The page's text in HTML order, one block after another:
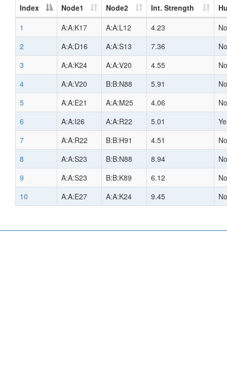
Index Node1 Node2 Int. Strength
1
A:A:K17 A:A:L12 4.23
No
2
A:A:D16 A:A:S13 7.36
No
3
A:A:K24 A:A:V20 4.55
No
4
A:A:V20 B:B:N88 5.91
No
5
A:A:E21 A:A:M25 4.06
No
6
A:A:I26 A:A:R22 5.01
7
A:A:R22 B:B:H91 4.51
No
8
A:A:S23 B:B:N88 8.94
No
9
A:A:S23 B:B:K89 6.12
No
10
A:A:E27 A:A:K24 9.45 No